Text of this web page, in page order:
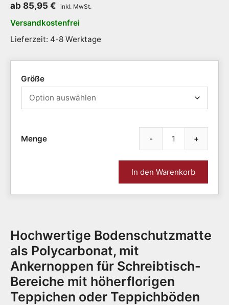
ab 85,95 €
Versandkostenfrei
Lieferzeit: 4-8 Werktage
Größe
- +
In den Warenkorb
Hochwertige Bodenschutzmatte
als Polycarbonat, mit
Ankernoppen für Schreibtisch-
Bereiche mit höherflorigen
Teppichen oder Teppichböden